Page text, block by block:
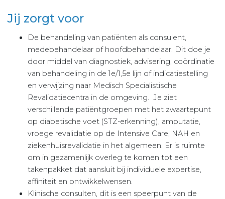
Jij zorgt voor
De behandeling van patiënten als consulent,
medebehandelaar of hoofdbehandelaar. Dit doe je
door middel van diagnostiek, advisering, coördinatie
van behandeling in de 1e/1,5e lijn of indicatiestelling
en verwijzing naar Medisch Specialistische
Revalidatiecentra in de omgeving. Je ziet
verschillende patiëntgroepen met het zwaartepunt
op diabetische voet (STZ-erkenning), amputatie,
vroege revalidatie op de Intensive Care, NAH en
ziekenhuisrevalidatie in het algemeen. Er is ruimte
om in gezamenlijk overleg te komen tot een
takenpakket dat aansluit bij individuele expertise,
affiniteit en ontwikkelwensen.
Klinische consulten, dit is een speerpunt van de